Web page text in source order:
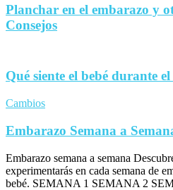
Planchar en el embarazo y
Consejos
Qué siente el bebé durante
Cambios
Embarazo Semana a
Embarazo semana a semana
experimentarás en cada semana de
bebé. SEMANA 1 SEMANA 2